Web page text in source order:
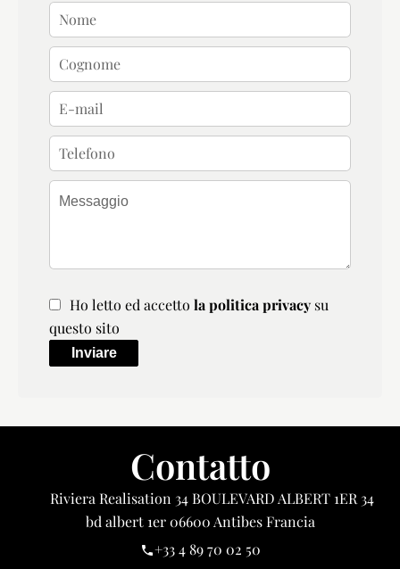
Ho letto ed accetto la politica privacy su
questo sito
Inviare
Contatto
Riviera Realisation 34 BOULEVARD ALBERT 1ER 34
bd albert 1er06600 Antibes Francia
+33 4 89 70 02 50